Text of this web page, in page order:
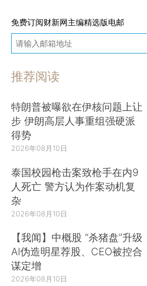
免费订阅财新网主编精选版电邮
推荐阅读
特朗普被曝欲在伊核问题上让
步 伊朗高层人事重组强硬派
得势
2026年08月10日
泰国校园枪击案致枪手在内9
人死亡 警方认为作案动机复
杂
2026年08月10日
【我闻】中概股 “杀猪盘”升级
AI伪造明星荐股、CEO被控合
谋定增
2026年08月10日